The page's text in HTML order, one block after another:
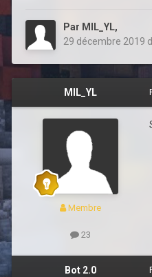
Par MIL_YL,
29 décembre 2019
MIL_YL
Membre
23
Bot 2.0